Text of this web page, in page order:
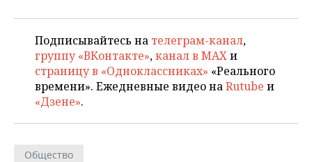
ТЕЛЕКОММУНИКАЦИИ
БИЗНЕС-БРАНЧИ
ONLINE-КОНФЕРЕНЦИИ
ОТКРЫТАЯ ЛЕКЦИЯ
ФУТБОЛ
ХОККЕЙ
БАСКЕТБОЛ
ВОЛЕЙБОЛ
НОВОСТИ ОБЩЕСТВА
ВЛАСТЬ
ИНФРАСТРУКТУРА
ИСТОРИЯ
ФОТОГАЛЕРЕЯ
СЮЖЕТЫ
СПРАВОЧНИК
СПИСОК ПЕРСОН
ПОЛНАЯ ВЕРСИЯ
Подписывайтесь на телеграм-канал,
группу «ВКонтакте»,канал в MAXи
страницу в «Одноклассниках» «Реального
времени». Ежедневные видео наRutube и
«Дзене».
Общество